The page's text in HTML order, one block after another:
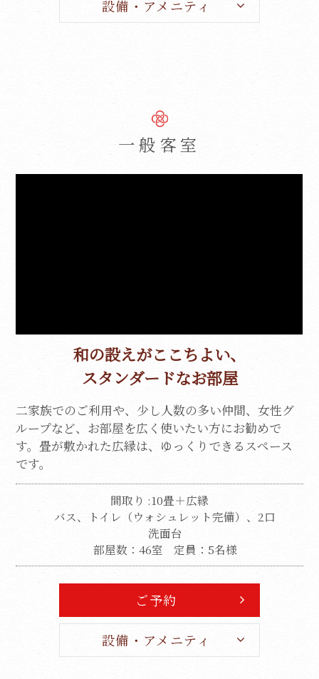
設備・アメニティ
一般客室
和の設えがここちよい、
スタンダードなお部屋
二家族でのご利用や、少し人数の多い仲間、女性グ
ループなど、お部屋を広く使いたい方にお勧めで
す。畳が敷かれた広縁は、ゆっくりできるスペース
です。
間取り :10畳＋広縁
バス、トイレ（ウォシュレット完備）、2口
洗面台
部屋数：46室
定員：5名様
ご予約
設備・アメニティ